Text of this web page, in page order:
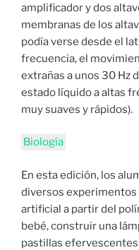
amplificador y dos
membranas de los
podía verse desde el
frecuencia, el
extrañas a unos 30 Hz
estado líquido a altas
muy suaves y rápidos).
Biología
En esta edición, los
diversos experimentos
artificial a partir del
bebé, construir una
pastillas